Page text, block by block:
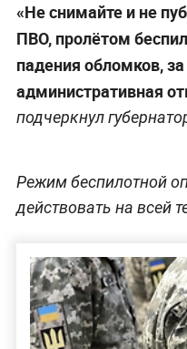
«Не снимайте и не
ПВО, пролётом
падения обломков,
административная
подчеркнул
Режим беспилотной
действовать на всей